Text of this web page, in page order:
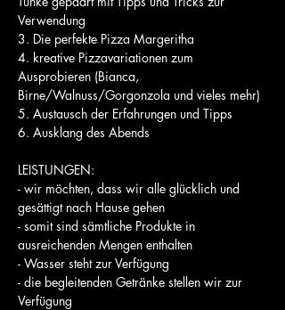
Verwendung
3. Die perfekte Pizza Margeritha
4. kreative Pizzavariationen zum
Ausprobieren (Bianca,
Birne/Walnuss/Gorgonzola und vieles mehr)
5. Austausch der Erfahrungen und Tipps
6. Ausklang des Abends
LEISTUNGEN:
- wir möchten, dass wir alle glücklich und
gesättigt nach Hause gehen
- somit sind sämtliche Produkte in
ausreichenden Mengen enthalten
- Wasser steht zur Verfügung
- die begleitenden Getränke stellen wir zur
Verfügung